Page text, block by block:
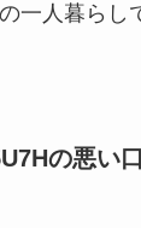
一人暮らし
の悪い